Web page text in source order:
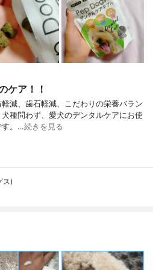
ケア！！
減、歯石軽減、こだわりの栄養バラン
種問わず、愛犬のデンタルケアにお使
す。…続きを見る
ス)